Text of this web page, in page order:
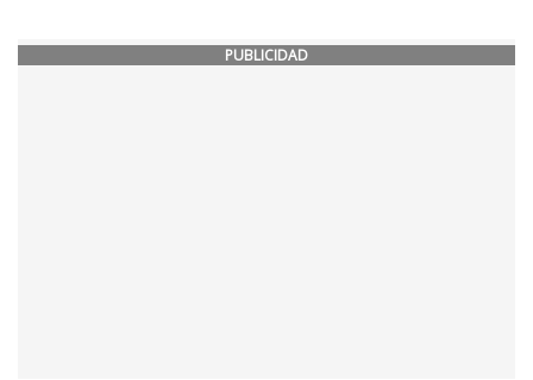
PUBLICIDAD